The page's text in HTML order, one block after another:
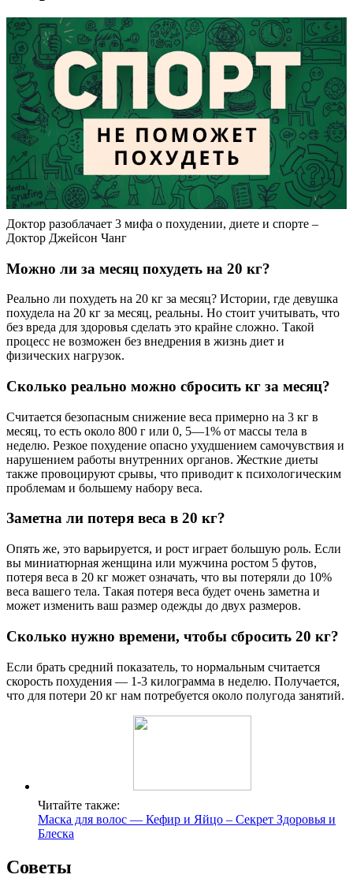
Доктор разоблачает 3 мифа о похудении, диете и спорте –
Доктор Джейсон Чанг
Можно ли за месяц похудеть на 20 кг?
Реально ли похудеть на 20 кг за месяц? Истории, где девушка
похудела на 20 кг за месяц, реальны. Но стоит учитывать, что
без вреда для здоровья сделать это крайне сложно. Такой
процесс не возможен без внедрения в жизнь диет и
физических нагрузок.
Сколько реально можно сбросить кг за месяц?
Считается безопасным снижение веса примерно на 3 кг в
месяц, то есть около 800 г или 0, 5—1% от массы тела в
неделю. Резкое похудение опасно ухудшением самочувствия и
нарушением работы внутренних органов. Жесткие диеты
также провоцируют срывы, что приводит к психологическим
проблемам и большему набору веса.
Заметна ли потеря веса в 20 кг?
Опять же, это варьируется, и рост играет большую роль. Если
вы миниатюрная женщина или мужчина ростом 5 футов,
потеря веса в 20 кг может означать, что вы потеряли до 10%
веса вашего тела. Такая потеря веса будет очень заметна и
может изменить ваш размер одежды до двух размеров.
Сколько нужно времени, чтобы сбросить 20 кг?
Если брать средний показатель, то нормальным считается
скорость похудения — 1-3 килограмма в неделю. Получается,
что для потери 20 кг нам потребуется около полугода занятий.
Читайте также:
Маска для волос — Кефир и Яйцо – Секрет Здоровья и
Блеска
Советы